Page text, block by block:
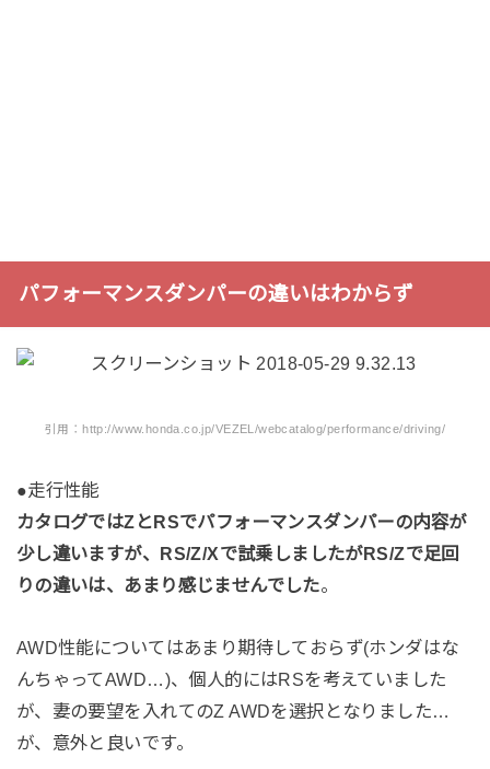
パフォーマンスダンパーの違いはわからず
引用：http://www.honda.co.jp/VEZEL/webcatalog/performance/driving/
●走行性能
カタログではZとRSでパフォーマンスダンパーの内容が
少し違いますが、RS/Z/Xで試乗しましたがRS/Zで足回
りの違いは、あまり感じませんでした。
AWD性能についてはあまり期待しておらず(ホンダはな
んちゃってAWD…)、個人的にはRSを考えていました
が、妻の要望を入れてのZ AWDを選択となりました…
が、意外と良いです。